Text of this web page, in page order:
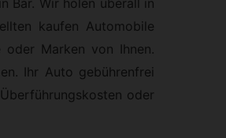
kaufen Automobile
oder Marken von Ihnen.
Ihr Auto gebührenfrei
oder